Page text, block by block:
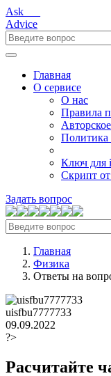
Ask___
Advice
Главная
О сервисе
О нас
Правила
Политика
Ключ для
Скрипт
Задать вопрос
Главная
Физика
Ответы на
uisfbu7777733
09.09.2022
?>
Расчитайте